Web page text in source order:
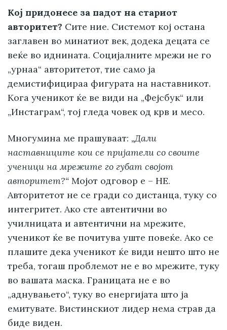
Кој придонесе за падот на стариот
авторитет? Сите ние. Системот кој остана
заглавен во минатиот век, додека децата се
веќе во иднината. Социјалните мрежи не го
„урнаа“ авторитетот, тие само ја
демистифицираа фигурата на наставникот.
Кога ученикот ќе ве види на „Фејсбук“ или
„Инстаграм“, тој гледа човек од крв и месо.
Многумина ме прашуваат: „Дали
наставниците кои се пријатели со своите
ученици на мрежите го губат својот
авторитет?“ Мојот одговор е – НЕ.
Авторитетот не се гради со дистанца, туку со
интегритет. Ако сте автентични во
училницата и автентични на мрежите,
ученикот ќе ве почитува уште повеќе. Ако се
плашите дека ученикот ќе види нешто што не
треба, тогаш проблемот не е во мрежите, туку
во вашата маска. Границата не е во
„аднувањето“, туку во енергијата што ја
емитувате. Вистинскиот лидер нема страв да
биде виден.